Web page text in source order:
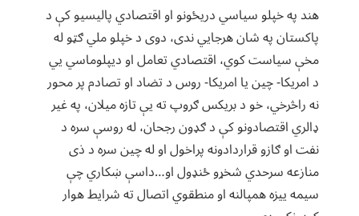
هند په خپلو سياسي دريځونو او اقتصادي پاليسيو کې د
پاکستان په شان هرجايي ندى، دوى د خپلو ملي ګټو له
مخې سياست کوي، اقتصادي تعامل او ديپلوماسي يي
د امريکا- چين يا امريکا- روس د تضاد او تصادم پر محور
نه راڅرخي، خو د بريکس ګروپ ته يې تازه ميلان، په غير
ډالري اقتصادونو کې د ګډون رجحان، له روسې سره د
نفت او ګازو قراردادونه پراخول او له چين سره د ذى
منازعه سرحدي شخړو ځنډول او…داسې ښکاري چې
سيمه ييزه همپالنه او منطقوي اتصال ته شرايط هوار